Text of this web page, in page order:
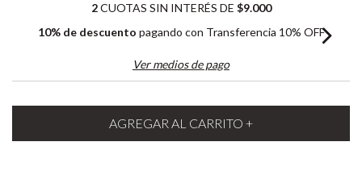
2CUOTAS SIN INTERÉS DE $9.000
10% de descuento pagando con Transferencia 10% OFF
Ver medios de pago